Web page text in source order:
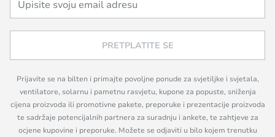
PRETPLATITE SE
Prijavite se na bilten i primajte povoljne ponude za svjetiljke i svjetala,
ventilatore, solarnu i pametnu rasvjetu, kupone za popuste, sniženja
cijena proizvoda ili promotivne pakete, preporuke i prezentacije proizvoda
te sadržaje potencijalnih partnera za suradnju i ankete, te zahtjeve za
ocjene kupovine i preporuke. Možete se odjaviti u bilo kojem trenutku